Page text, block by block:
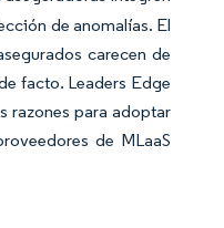
de anomalías. El
carecen de
facto. Leaders Edge
razones para adoptar
de MLaaS